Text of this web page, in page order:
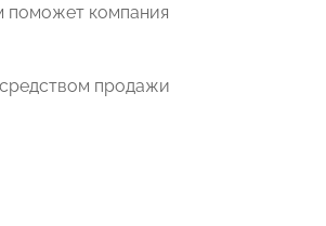
поможет компания
продажи